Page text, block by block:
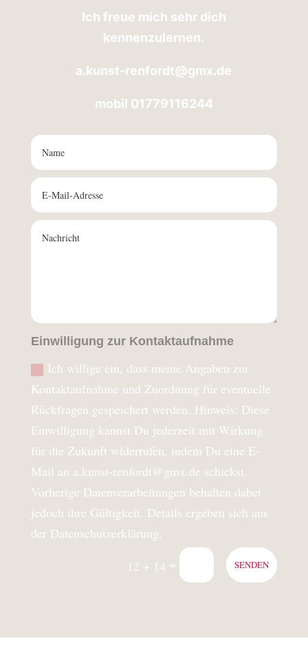
Ich freue mich sehr dich
kennenzulernen.
a.kunst-renfordt@gmx.de
mobil 01779116244
Einwilligung zur Kontaktaufnahme
Ich willige ein, dass meine Angaben zur
Kontaktaufnahme und Zuordnung für eventuelle
Rückfragen gespeichert werden. Hinweis: Diese
Einwilligung kannst Du jederzeit mit Wirkung
für die Zukunft widerrufen, indem Du eine E-
Mail an a.kunst-renfordt@gmx.de schickst.
Vorherige Datenverarbeitungen behalten dabei
jedoch ihre Gültigkeit. Details ergeben sich aus
der Datenschutzerklärung.
12 + 14 = SENDEN